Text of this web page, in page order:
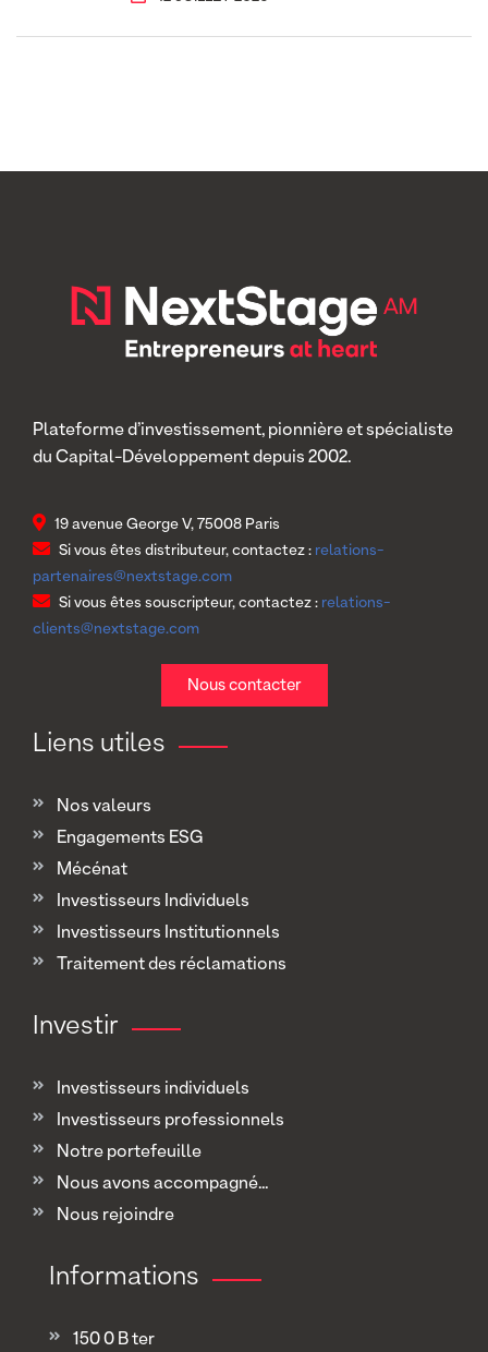
Plateforme d’investissement, pionnière et spécialiste
du Capital-Développement depuis 2002.
19 avenue George V, 75008 Paris
Si vous êtes distributeur, contactez : relations-
partenaires@nextstage.com
Si vous êtes souscripteur, contactez : relations-
clients@nextstage.com
Nous contacter
Liens utiles
Nos valeurs
Engagements ESG
Mécénat
Investisseurs Individuels
Investisseurs Institutionnels
Traitement des réclamations
Investir
Investisseurs individuels
Investisseurs professionnels
Notre portefeuille
Nous avons accompagné...
Nous rejoindre
Informations
150 0 B ter